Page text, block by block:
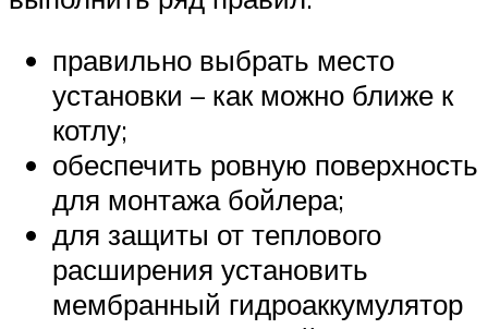
правильно выбрать место
установки – как можно ближе к
котлу;
обеспечить ровную поверхность
для монтажа бойлера;
для защиты от теплового
расширения установить
мембранный гидроаккумулятор